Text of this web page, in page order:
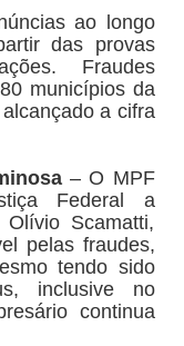
ao longo
das provas
Fraudes
municípios da
a cifra
– O MPF
Federal a
Scamatti,
pelas fraudes,
tendo sido
inclusive no
continua